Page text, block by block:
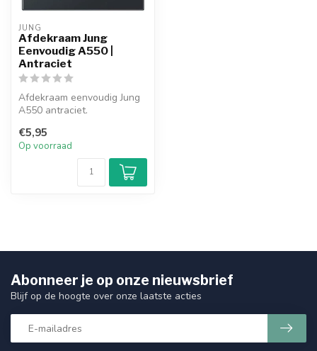
JUNG
Afdekraam Jung
Eenvoudig A550 |
Antraciet
Afdekraam eenvoudig Jung
A550 antraciet.
€5,95
Op voorraad
Abonneer je op onze nieuwsbrief
Blijf op de hoogte over onze laatste acties